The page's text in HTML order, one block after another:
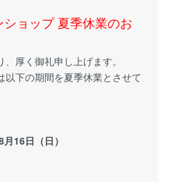
ショップ 夏季休業のお
厚く御礼申し上げます。
下の期間を夏季休業とさせて
16日（日）